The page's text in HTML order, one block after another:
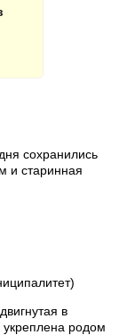
сохранились
и старинная
в
родом